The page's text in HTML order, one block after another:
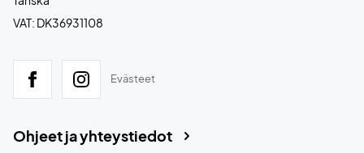
VAT: DK36931108
Evästeet
Ohjeet ja yhteystiedot